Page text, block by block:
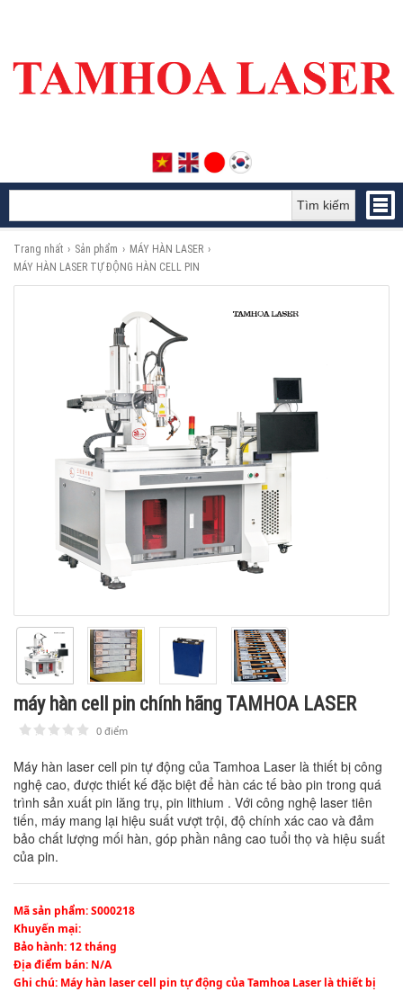
Tìm kiếm
Trang nhất › Sản phẩm › MÁY HÀN LASER ›
MÁY HÀN LASER TỰ ĐỘNG HÀN CELL PIN
máy hàn cell pin chính hãng TAMHOA LASER
1 2 3 4 5 0 điểm
Máy hàn laser cell pin tự động của Tamhoa Laser là thiết bị công
nghệ cao, được thiết kế đặc biệt để hàn các tế bào pin trong quá
trình sản xuất pin lăng trụ, pin lithium . Với công nghệ laser tiên
tiến, máy mang lại hiệu suất vượt trội, độ chính xác cao và đảm
bảo chất lượng mối hàn, góp phần nâng cao tuổi thọ và hiệu suất
của pin.
Mã sản phẩm: S000218
Khuyến mại:
Bảo hành: 12 tháng
Địa điểm bán: N/A
Ghi chú: Máy hàn laser cell pin tự động của Tamhoa Laser là thiết bị